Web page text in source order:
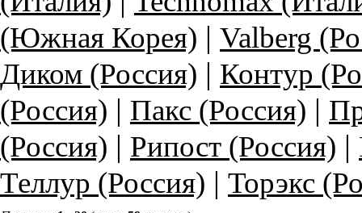
(Южная Корея) | Valberg
Диком (Россия) | Контур
(Россия) | Пакс (Россия) |
(Россия) | Рипост (Россия) |
Теллур (Россия) | Торэкс